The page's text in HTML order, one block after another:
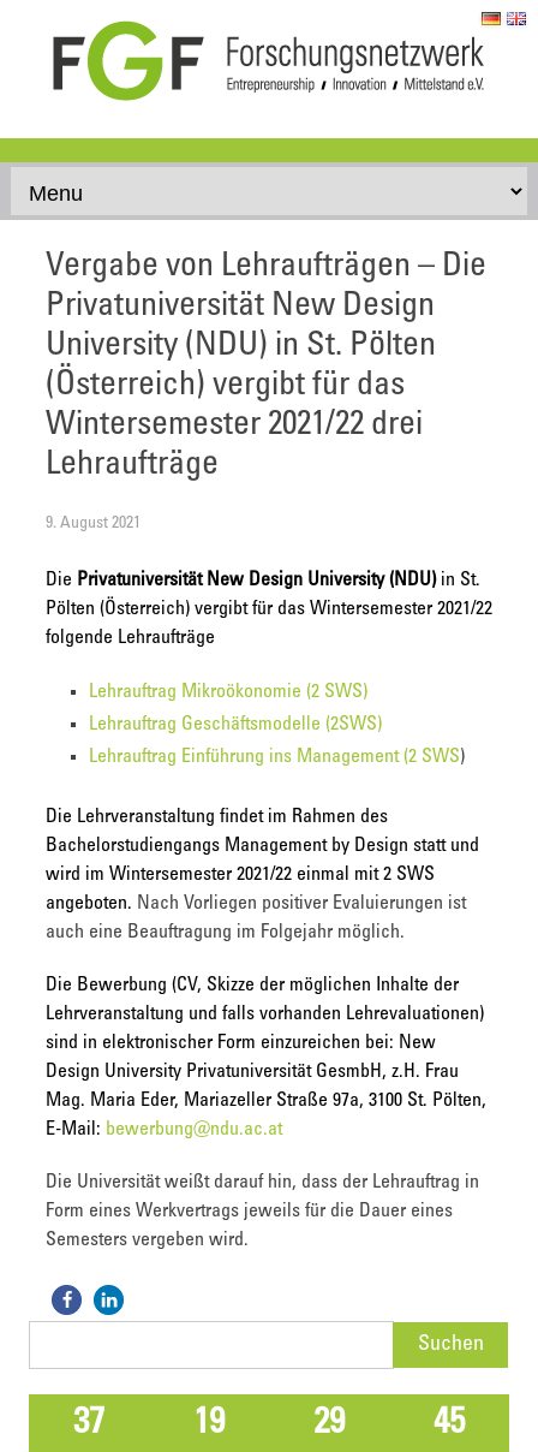
Skip to content
Vergabe von Lehraufträgen – Die
Privatuniversität New Design
University (NDU) in St. Pölten
(Österreich) vergibt für das
Wintersemester 2021/22 drei
Lehraufträge
9. August 2021
Die Privatuniversität New Design University (NDU)in St.
Pölten (Österreich) vergibt für das Wintersemester 2021/22
folgende Lehraufträge
Lehrauftrag Mikroökonomie (2 SWS)
Lehrauftrag Geschäftsmodelle (2SWS)
Lehrauftrag Einführung ins Management (2 SWS)
Die Lehrveranstaltung findet im Rahmen des
Bachelorstudiengangs Management by Design statt und
wird im Wintersemester 2021/22 einmal mit 2 SWS
angeboten. Nach Vorliegen positiver Evaluierungen ist
auch eine Beauftragung im Folgejahr möglich.
Die Bewerbung (CV, Skizze der möglichen Inhalte der
Lehrveranstaltung und falls vorhanden Lehrevaluationen)
sind in elektronischer Form einzureichen bei: New
Design University Privatuniversität GesmbH, z.H. Frau
Mag. Maria Eder, Mariazeller Straße 97a, 3100 St. Pölten,
E-Mail: bewerbung@ndu.ac.at
Die Universität weißt darauf hin, dass der Lehrauftrag in
Form eines Werkvertrags jeweils für die Dauer eines
Semesters vergeben wird.
37 19 29 45